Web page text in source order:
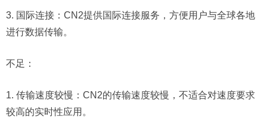
3. 国际连接：CN2提供国际连接服务，方便用户与全球各地
进行数据传输。
不足：
1. 传输速度较慢：CN2的传输速度较慢，不适合对速度要求
较高的实时性应用。